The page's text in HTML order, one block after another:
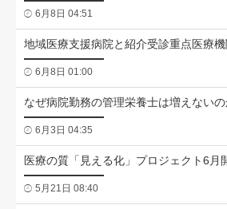
6月8日 04:51
地域医療支援病院と紹介受診重点医療
6月8日 01:00
なぜ病院勤務の管理栄養士は増えない
6月3日 04:35
医療の質「見える化」プロジェクト6月
5月21日 08:40